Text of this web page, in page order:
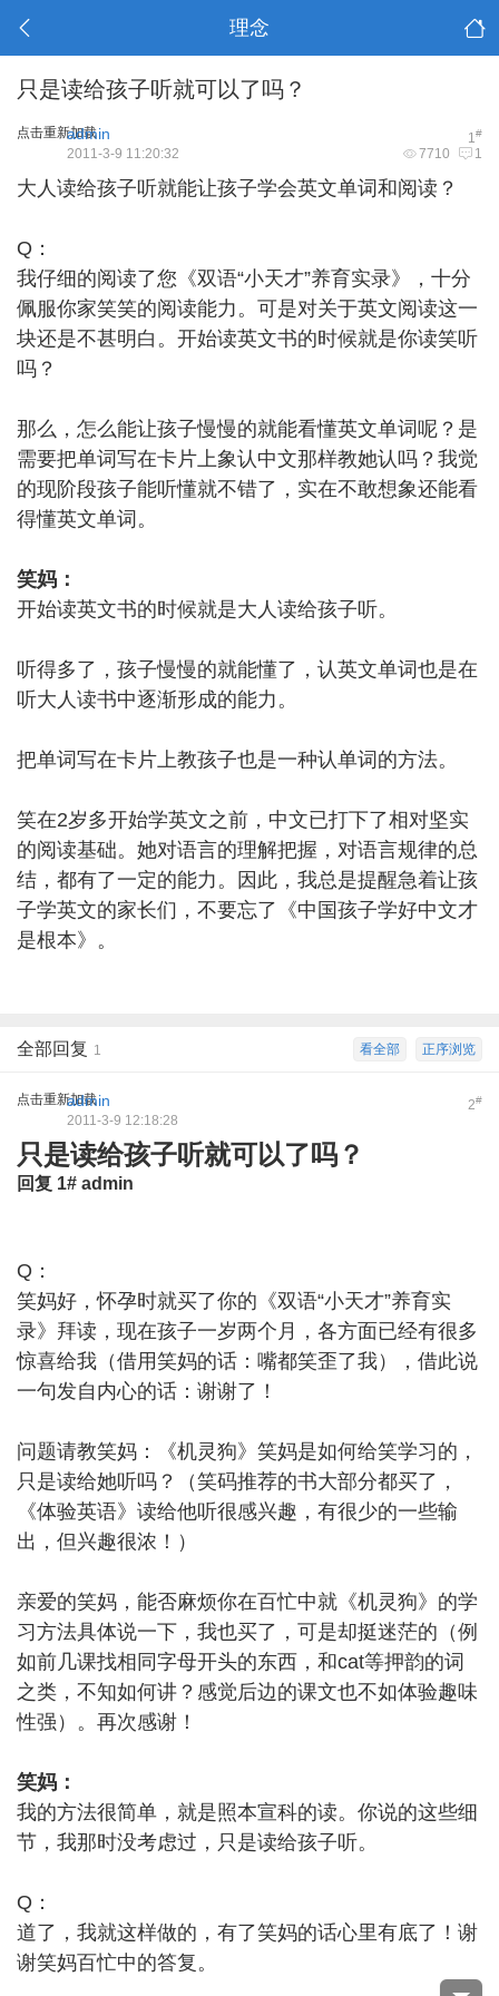
理念
只是读给孩子听就可以了吗？
点击重新加载 1#
admin
7710 1
2011-3-9 11:20:32
大人读给孩子听就能让孩子学会英文单词和阅读？
Q：
我仔细的阅读了您《双语“小天才”养育实录》，十分
佩服你家笑笑的阅读能力。可是对关于英文阅读这一
块还是不甚明白。开始读英文书的时候就是你读笑听
吗？
那么，怎么能让孩子慢慢的就能看懂英文单词呢？是
需要把单词写在卡片上象认中文那样教她认吗？我觉
的现阶段孩子能听懂就不错了，实在不敢想象还能看
得懂英文单词。
笑妈：
开始读英文书的时候就是大人读给孩子听。
听得多了，孩子慢慢的就能懂了，认英文单词也是在
听大人读书中逐渐形成的能力。
把单词写在卡片上教孩子也是一种认单词的方法。
笑在2岁多开始学英文之前，中文已打下了相对坚实
的阅读基础。她对语言的理解把握，对语言规律的总
结，都有了一定的能力。因此，我总是提醒急着让孩
子学英文的家长们，不要忘了《中国孩子学好中文才
是根本》。
正序浏览
看全部
全部回复 1
点击重新加载 2#
admin
2011-3-9 12:18:28
只是读给孩子听就可以了吗？
回复 1# admin
Q：
笑妈好，怀孕时就买了你的《双语“小天才”养育实
录》拜读，现在孩子一岁两个月，各方面已经有很多
惊喜给我（借用笑妈的话：嘴都笑歪了我），借此说
一句发自内心的话：谢谢了！
问题请教笑妈：《机灵狗》笑妈是如何给笑学习的，
只是读给她听吗？（笑码推荐的书大部分都买了，
《体验英语》读给他听很感兴趣，有很少的一些输
出，但兴趣很浓！）
亲爱的笑妈，能否麻烦你在百忙中就《机灵狗》的学
习方法具体说一下，我也买了，可是却挺迷茫的（例
如前几课找相同字母开头的东西，和cat等押韵的词
之类，不知如何讲？感觉后边的课文也不如体验趣味
性强）。再次感谢！
笑妈：
我的方法很简单，就是照本宣科的读。你说的这些细
节，我那时没考虑过，只是读给孩子听。
Q：
道了，我就这样做的，有了笑妈的话心里有底了！谢
谢笑妈百忙中的答复。